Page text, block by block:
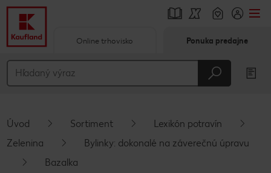
Hlavný obsah
Vyskakovací bočný panel
Online trhovisko Ponuka predajne
Úvod Sortiment
Lexikón potravín
Zelenina
Bylinky: dokonalé na záverečnú úpravu
Bazalka